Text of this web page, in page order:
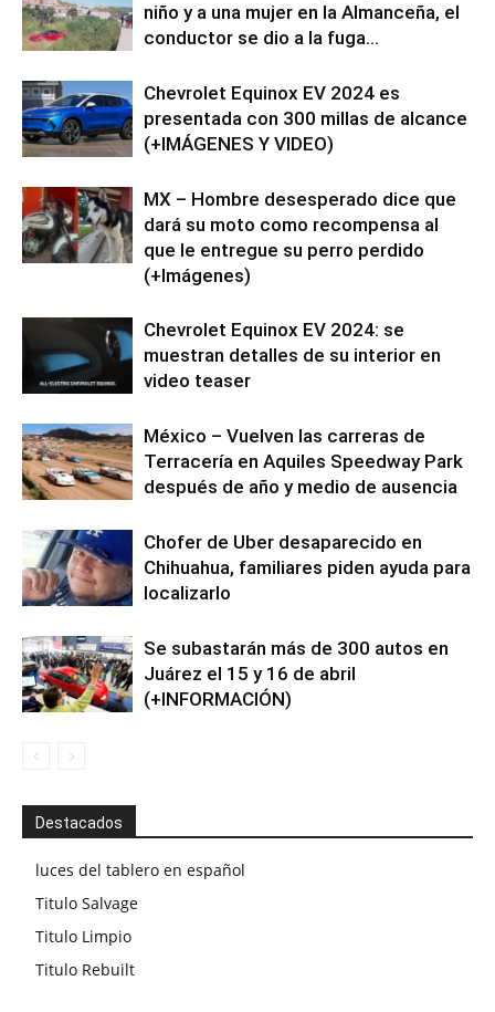
niño y a una mujer en la Almanceña, el
conductor se dio a la fuga...
Chevrolet Equinox EV 2024 es
presentada con 300 millas de alcance
(+IMÁGENES Y VIDEO)
MX – Hombre desesperado dice que
dará su moto como recompensa al
que le entregue su perro perdido
(+Imágenes)
Chevrolet Equinox EV 2024: se
muestran detalles de su interior en
video teaser
México – Vuelven las carreras de
Terracería en Aquiles Speedway Park
después de año y medio de ausencia
Chofer de Uber desaparecido en
Chihuahua, familiares piden ayuda para
localizarlo
Se subastarán más de 300 autos en
Juárez el 15 y 16 de abril
(+INFORMACIÓN)
Destacados
luces del tablero en español
Titulo Salvage
Titulo Limpio
Titulo Rebuilt